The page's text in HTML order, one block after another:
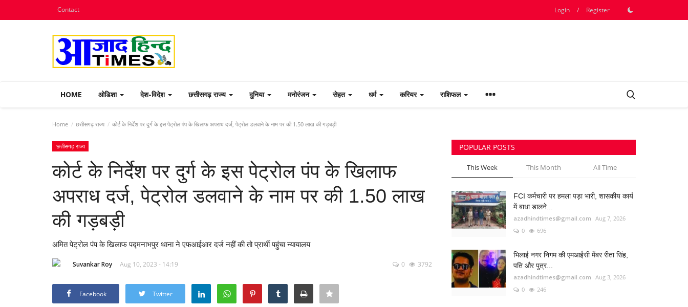
Contact Login / Register
HOME ओडिशा देश-विदेश छत्तीसगढ़ राज्य दुनिया मनोरंजन सेहत धर्म करियर राशिफल
Home छत्तीसगढ़ राज्य कोर्ट के निर्देश पर दुर्ग के इस पेट्रोल पंप के खिलाफ अपराध दर्ज, पेट्रोल डलवाने के नाम पर की 1.50 लाख की गड़बड़ी
छत्तीसगढ़ राज्य
कोर्ट के निर्देश पर दुर्ग के इस पेट्रोल पंप के खिलाफ
अपराध दर्ज, पेट्रोल डलवाने के नाम पर की 1.50 लाख
की गड़बड़ी
अमित पेट्रोल पंप के खिलाफ पद्मनाभपुर थाना ने एफआईआर दर्ज नहीं की तो प्रार्थी पहुंचा न्यायालय
Suvankar Roy Aug 10, 2023 - 14:19 0 3792
Facebook Twitter
POPULAR POSTS
This Week This Month All Time
FCI कर्मचारी पर हमला पड़ा भारी, शासकीय कार्य
में बाधा डालने...
azadhindtimes@gmail.com Aug 7, 2026
0
696
भिलाई नगर निगम की एमआईसी मेंबर रीता सिंह,
पति और पुत्र...
azadhindtimes@gmail.com Aug 3, 2026
0
246